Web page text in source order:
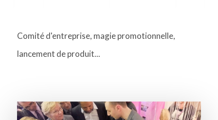
Comité d'entreprise, magie promotionnelle,
lancement de produit...